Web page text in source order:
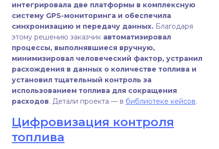
интегрировала две платформы в комплексную
систему GPS-мониторинга и обеспечила
синхронизацию и передачу данных. Благодаря
этому решению заказчик автоматизировал
процессы, выполнявшиеся вручную,
минимизировал человеческий фактор, устранил
расхождения в данных о количестве топлива и
установил тщательный контроль за
использованием топлива для сокращения
расходов. Детали проекта — в библиотеке кейсов.
Цифровизация контроля
топлива